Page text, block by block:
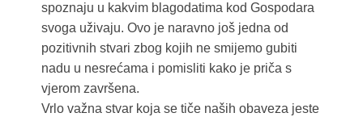
spoznaju u kakvim blagodatima kod Gospodara
svoga uživaju. Ovo je naravno još jedna od
pozitivnih stvari zbog kojih ne smijemo gubiti
nadu u nesrećama i pomisliti kako je priča s
vjerom završena.
Vrlo važna stvar koja se tiče naših obaveza jeste